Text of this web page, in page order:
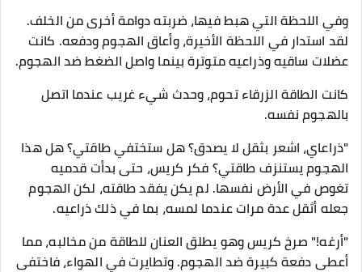
وفي اللحظة التي هبط فيها، ضربته دوامة أخرى من الخلف.
لقد استدار في اللحظة الأخيرة، وأعاق الهجوم ودفعه. كانت
عضلات ساقيه وذراعيه متوترة بينما واصل الضغط ضد الهجوم.
كانت الطاقة الزرقاء تحوم، وحدث شيء غريب عندما اتصل
بالهجوم نفسه.
"ذراعاي، اشعر بثقل لا يصدق؟ هل ستختفي طاقتي؟ هل هذا
الهجوم يستنزف طاقتي؟ فكر كريس، حتى بدأت قدميه
تغوص في الأرض نفسها. لم يكن يفقد طاقته، لكن الهجوم
جعله أثقل عدة مرات عندما لمسه، بما في ذلك ذراعيه.
"أرغه!" صرخ كريس وهو يطلق العنان للطاقة من مخالبه، مما
أعطى دفعة كبيرة ضد الهجوم. وتطايرت في الهواء، فاختفى